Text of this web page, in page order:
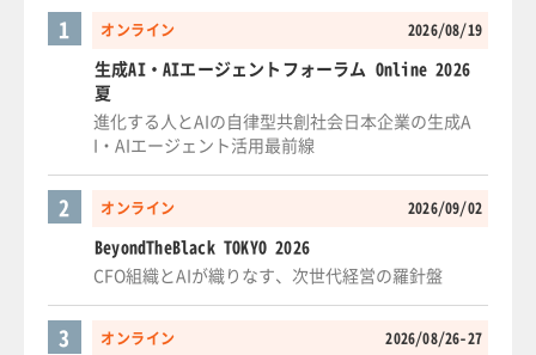
オンライン 2026/08/19
1
生成AI・AIエージェントフォーラム Online 2026
夏
進化する人とAIの自律型共創社会日本企業の生成A
I・AIエージェント活用最前線
オンライン 2026/09/02
2
BeyondTheBlack TOKYO 2026
CFO組織とAIが織りなす、次世代経営の羅針盤
オンライン 2026/08/26-27
3